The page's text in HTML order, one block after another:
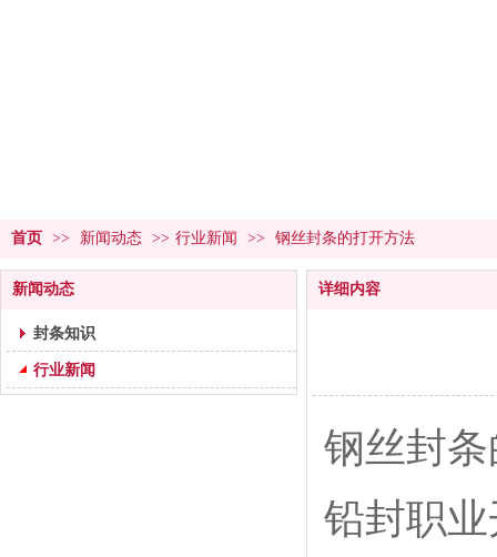
首页 >> 新闻动态 >> 行业新闻 >> 钢丝封条的打开方法
新闻动态
封条知识
行业新闻
详细内容
钢丝封
铅封职